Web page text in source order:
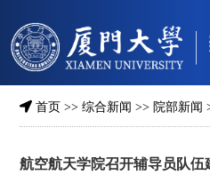
首页 >>综合新闻 >> 院部新闻
航空航天学院召开辅导员队伍